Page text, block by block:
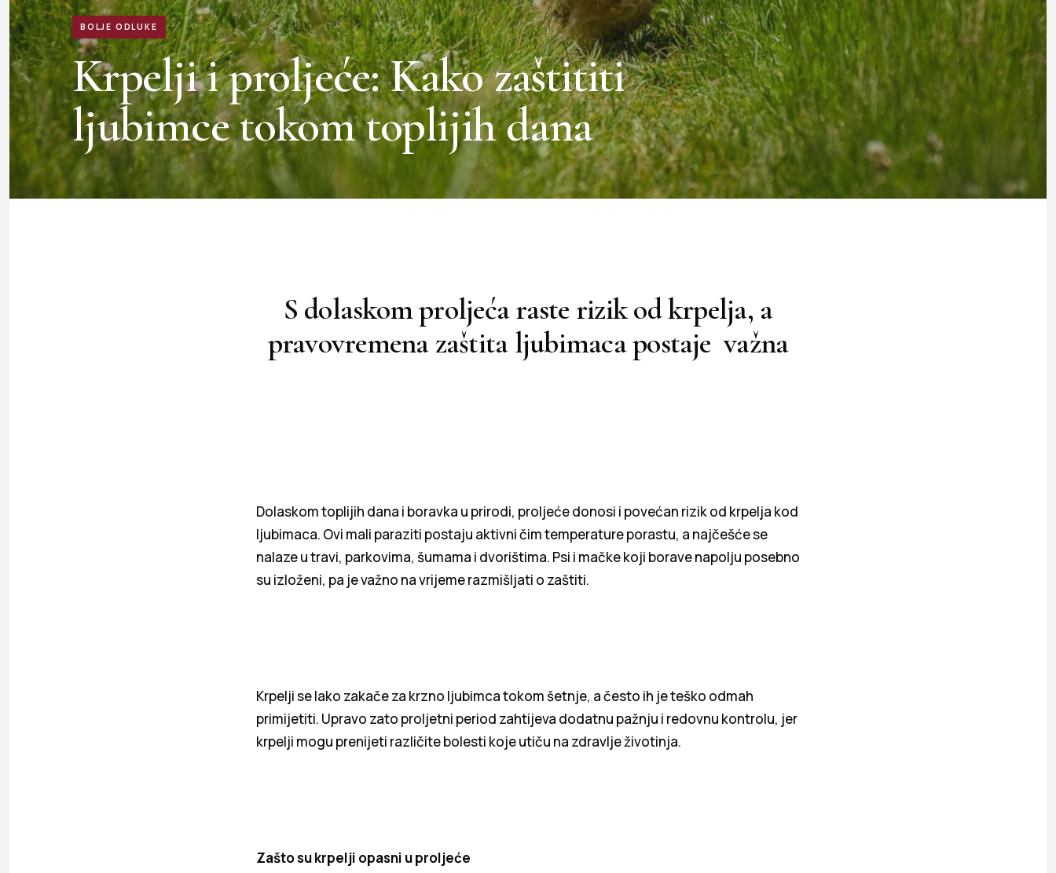
BOLJE ODLUKE
Krpelji i proljeće: Kako zaštititi
ljubimce tokom toplijih dana
S dolaskom proljeća raste rizik od krpelja, a
pravovremena zaštita ljubimaca postaje važna
Dolaskom toplijih dana i boravka u prirodi, proljeće donosi i povećan rizik od krpelja kod
ljubimaca. Ovi mali paraziti postaju aktivni čim temperature porastu, a najčešće se
nalaze u travi, parkovima, šumama i dvorištima. Psi i mačke koji borave napolju posebno
su izloženi, pa je važno na vrijeme razmišljati o zaštiti.
Krpelji se lako zakače za krzno ljubimca tokom šetnje, a često ih je teško odmah
primijetiti. Upravo zato proljetni period zahtijeva dodatnu pažnju i redovnu kontrolu, jer
krpelji mogu prenijeti različite bolesti koje utiču na zdravlje životinja.
Zašto su krpelji opasni u proljeće